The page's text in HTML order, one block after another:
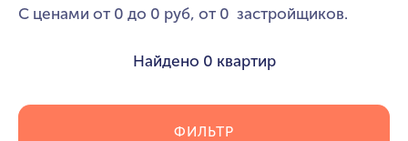
С ценами от 0 до 0 руб, от 0 застройщиков.
Найдено 0 квартир
ФИЛЬТР